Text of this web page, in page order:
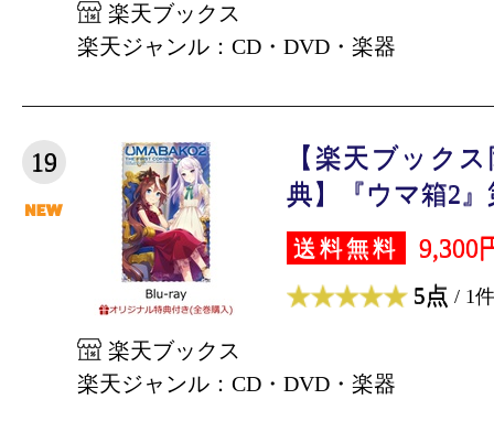
楽天ブックス
楽天ジャンル：CD・DVD・楽器
19
【楽天ブック
典】『ウマ箱2
送料無料 9,300
5点 / 1件
楽天ブックス
楽天ジャンル：CD・DVD・楽器